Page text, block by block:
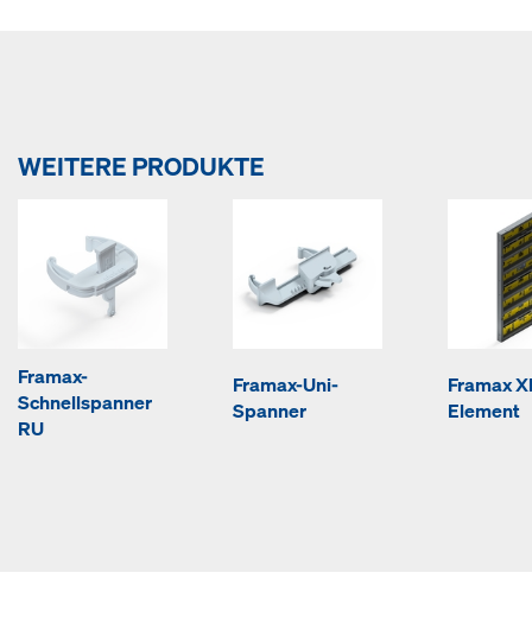
WEITERE PRODUKTE
Framax-
Schnellspanner
RU
Framax-Uni-
Spanner
Framax
Element